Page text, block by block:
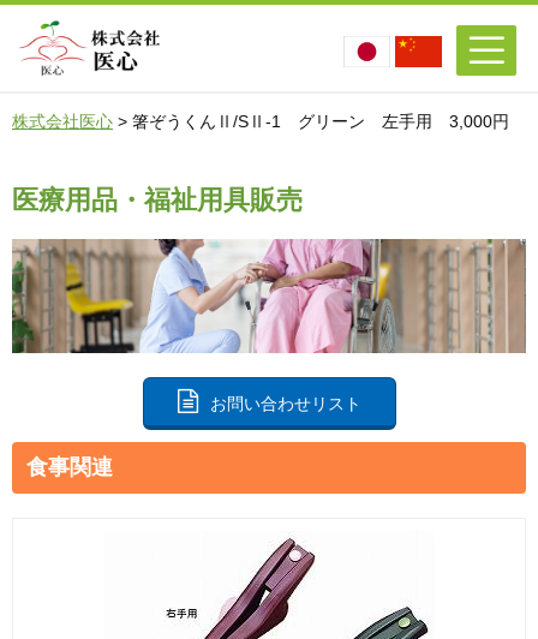
株式会社医心 > 箸ぞうくんⅡ/SⅡ-1 グリーン 左手用 3,000円
医療用品・福祉用具販売
お問い合わせリスト
食事関連